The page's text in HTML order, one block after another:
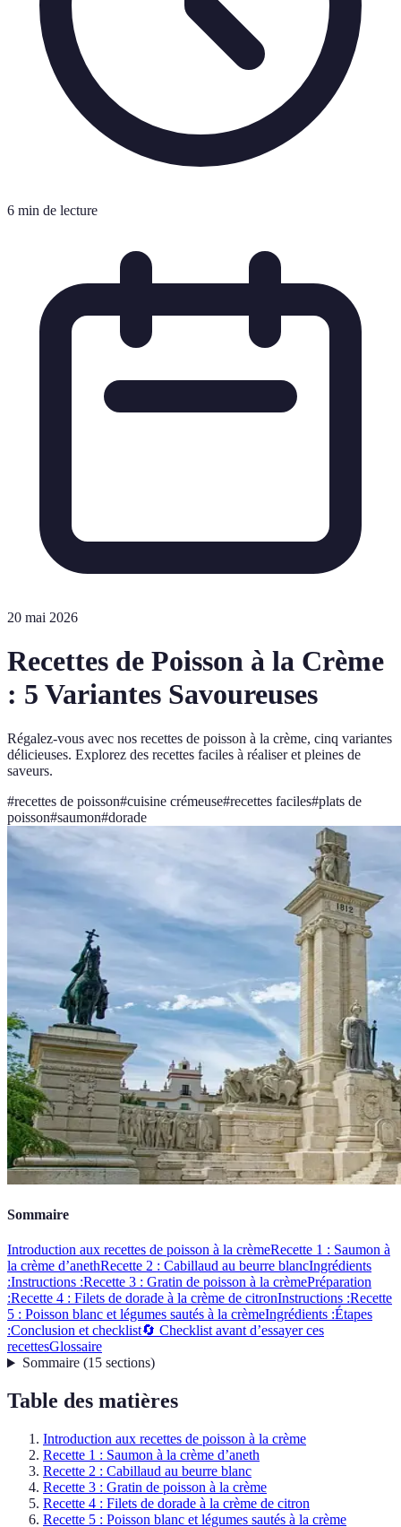
6 min de lecture
20 mai 2026
Recettes de Poisson à la Crème
: 5 Variantes Savoureuses
Régalez-vous avec nos recettes de poisson à la crème, cinq variantes
délicieuses. Explorez des recettes faciles à réaliser et pleines de
saveurs.
#recettes de poisson#cuisine crémeuse#recettes faciles#plats de
poisson#saumon#dorade
Sommaire
Introduction aux recettes de poisson à la crèmeRecette 1 : Saumon à
la crème d’anethRecette 2 : Cabillaud au beurre blancIngrédients
:Instructions :Recette 3 : Gratin de poisson à la crèmePréparation
:Recette 4 : Filets de dorade à la crème de citronInstructions :Recette
5 : Poisson blanc et légumes sautés à la crèmeIngrédients :Étapes
:Conclusion et checklist🔄 Checklist avant d’essayer ces
recettesGlossaire
Sommaire(15 sections)
Table des matières
Introduction aux recettes de poisson à la crème
Recette 1 : Saumon à la crème d’aneth
Recette 2 : Cabillaud au beurre blanc
Recette 3 : Gratin de poisson à la crème
Recette 4 : Filets de dorade à la crème de citron
Recette 5 : Poisson blanc et légumes sautés à la crème